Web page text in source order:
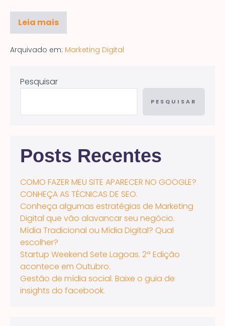
Leia mais
Arquivado em: Marketing Digital
Pesquisar
PESQUISAR
Posts Recentes
COMO FAZER MEU SITE APARECER NO GOOGLE?
CONHEÇA AS TÉCNICAS DE SEO.
Conheça algumas estratégias de Marketing
Digital que vão alavancar seu negócio.
Mídia Tradicional ou Mídia Digital? Qual
escolher?
Startup Weekend Sete Lagoas. 2ª Edição
acontece em Outubro.
Gestão de mídia social. Baixe o guia de
insights do facebook.